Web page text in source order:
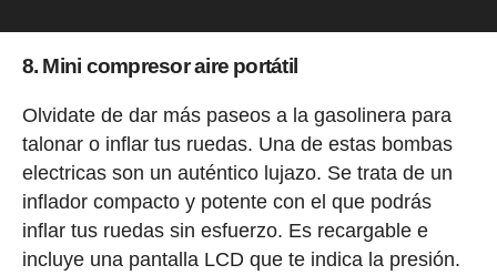
8. Mini compresor aire portátil
Olvidate de dar más paseos a la gasolinera para
talonar o inflar tus ruedas. Una de estas bombas
electricas son un auténtico lujazo. Se trata de un
inflador compacto y potente con el que podrás
inflar tus ruedas sin esfuerzo. Es recargable e
incluye una pantalla LCD que te indica la presión.